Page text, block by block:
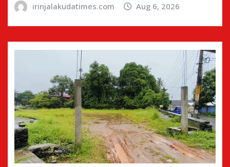
irinjalakudatimes.com Aug 6, 2026